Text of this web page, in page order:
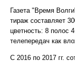
Газета "Время
тираж составляет
цветность: 8 полос
телепередач как
С 2016 по 2017 гг.